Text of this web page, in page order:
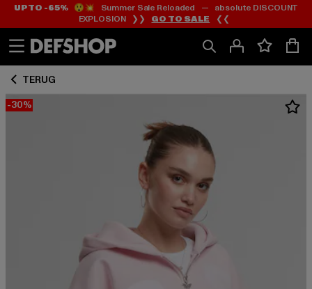
Ga
naar
Ga
naar
UP TO -65%😲💥 Summer Sale Reloaded — absolute DISCOUNT
EXPLOSION ❯❯ GO TO SALE ❮❮
TERUG
-30%